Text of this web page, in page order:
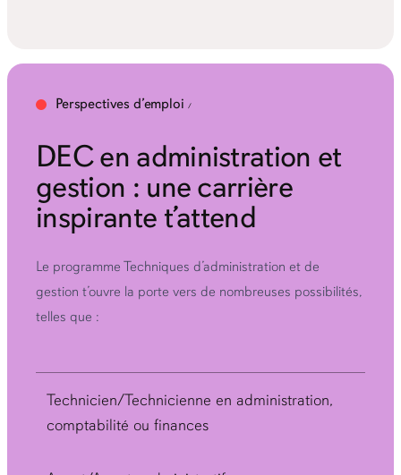
Perspectives d’emploi
DEC en administration et
gestion : une carrière
inspirante t’attend
Le programme Techniques d’administration et de
gestion t’ouvre la porte vers de nombreuses possibilités,
telles que :
Technicien/Technicienne en administration,
comptabilité ou finances